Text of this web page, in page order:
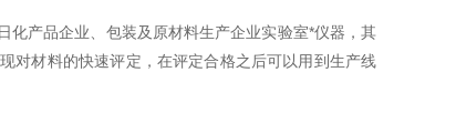
化产品企业、包装及原材料生产企业实验室*仪器，其
对材料的快速评定，在评定合格之后可以用到生产线